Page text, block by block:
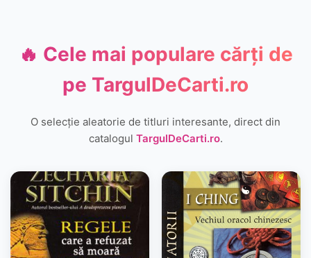
🔥 Cele mai populare cărți de
pe TargulDeCarti.ro
O selecție aleatorie de titluri interesante, direct din
catalogul TargulDeCarti.ro.